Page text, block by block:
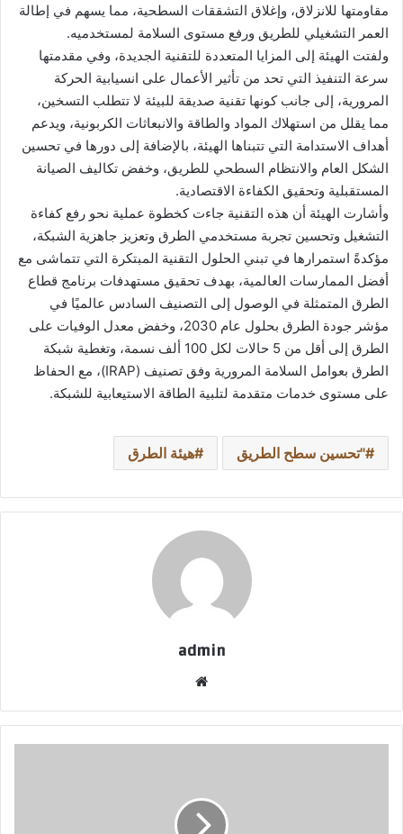
مقاومتها للانزلاق، وإغلاق التشققات السطحية، مما يسهم في إطالة
العمر التشغيلي للطريق ورفع مستوى السلامة لمستخدميه.
ولفتت الهيئة إلى المزايا المتعددة للتقنية الجديدة، وفي مقدمتها
سرعة التنفيذ التي تحد من تأثير الأعمال على انسيابية الحركة
المرورية، إلى جانب كونها تقنية صديقة للبيئة لا تتطلب التسخين،
مما يقلل من استهلاك المواد والطاقة والانبعاثات الكربونية، ويدعم
أهداف الاستدامة التي تتبناها الهيئة، بالإضافة إلى دورها في تحسين
الشكل العام والانتظام السطحي للطريق، وخفض تكاليف الصيانة
المستقبلية وتحقيق الكفاءة الاقتصادية.
وأشارت الهيئة أن هذه التقنية جاءت كخطوة عملية نحو رفع كفاءة
التشغيل وتحسين تجربة مستخدمي الطرق وتعزيز جاهزية الشبكة،
مؤكدةً استمرارها في تبني الحلول التقنية المبتكرة التي تتماشى مع
أفضل الممارسات العالمية، بهدف تحقيق مستهدفات برنامج قطاع
الطرق المتمثلة في الوصول إلى التصنيف السادس عالميًا في
مؤشر جودة الطرق بحلول عام 2030، وخفض معدل الوفيات على
الطرق إلى أقل من 5 حالات لكل 100 ألف نسمة، وتغطية شبكة
الطرق بعوامل السلامة المرورية وفق تصنيف (IRAP)، مع الحفاظ
على مستوى خدمات متقدمة لتلبية الطاقة الاستيعابية للشبكة.
"تحسين سطح الطريق هيئة الطرق
admin